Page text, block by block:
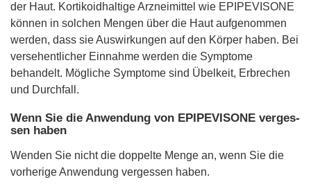
der Haut. Kortikoidhaltige Arzneimittel wie EPIPEVISONE
können in solchen Mengen über die Haut aufgenommen
werden, dass sie Auswirkungen auf den Körper haben. Bei
versehentlicher Einnahme werden die Symptome
behandelt. Mögliche Symptome sind Übelkeit, Erbrechen
und Durchfall.
Wenn Sie die Anwendung von EPIPEVISONE verges-
sen haben
Wenden Sie nicht die doppelte Menge an, wenn Sie die
vorherige Anwendung vergessen haben.